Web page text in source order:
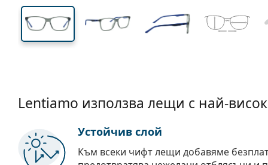
Lentiamo използва лещи с най-
Устойчив слой
Към всеки чифт лещи добавяме